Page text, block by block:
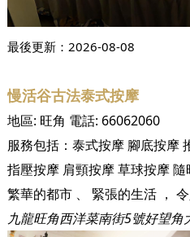
最後更新： 2026-08-08
慢活谷古法泰式按摩
地區: 旺角 電話: 66062060
服務包括： 泰式按摩 腳底按摩
指壓按摩 肩頸按摩草球按摩隨
九龍旺角西洋菜南街5號好望角